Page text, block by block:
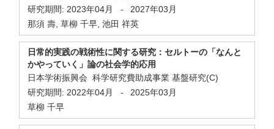
研究期間: 2023年04月 -
2027年03月
那須 壽, 草柳 千早, 池田 祥英
日常的実践の戦術性に関する研究：セルトーの「なんと
かやっていく」論の社会学的応用
日本学術振興会 科学研究費助成事業 基盤研究(C)
研究期間: 2022年04月 -
2025年03月
草柳 千早